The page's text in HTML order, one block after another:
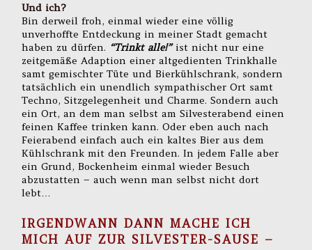
Und ich?
Bin derweil froh, einmal wieder eine völlig
unverhoffte Entdeckung in meiner Stadt gemacht
haben zu dürfen. “Trinkt alle!” ist nicht nur eine
zeitgemäße Adaption einer altgedienten Trinkhalle
samt gemischter Tüte und Bierkühlschrank, sondern
tatsächlich ein unendlich sympathischer Ort samt
Techno, Sitzgelegenheit und Charme. Sondern auch
ein Ort, an dem man selbst am Silvesterabend einen
feinen Kaffee trinken kann. Oder eben auch nach
Feierabend einfach auch ein kaltes Bier aus dem
Kühlschrank mit den Freunden. In jedem Falle aber
ein Grund, Bockenheim einmal wieder Besuch
abzustatten – auch wenn man selbst nicht dort
lebt…
IRGENDWANN DANN MACHE ICH
MICH AUF ZUR SILVESTER-SAUSE –